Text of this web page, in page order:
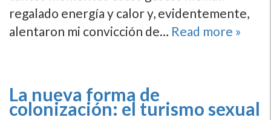
regalado energí­a y calor y, evidentemente,
alentaron mi convicción de… Read more »
La nueva forma de
colonización: el turismo sexual